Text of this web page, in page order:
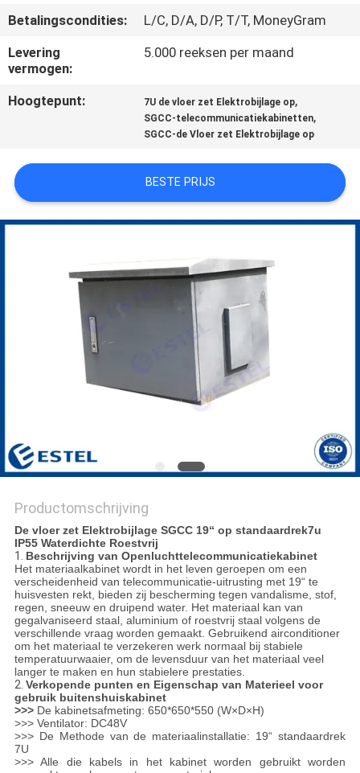
VERZOEK
OM EEN
CITAAT
SITEMAP
PRIVACY
Betalingscondities:
L/C, D/A, D/P, T/T, MoneyGram
Levering
vermogen:
5.000 reeksen per maand
Hoogtepunt: 7U de vloer zet Elektrobijlage op,
SGCC-telecommunicatiekabinetten,
SGCC-de Vloer zet Elektrobijlage op
BESTE PRIJS
Productomschrijving
De vloer zet Elektrobijlage SGCC 19“ op standaardrek7u
IP55 Waterdichte Roestvrij
1. Beschrijving van Openluchttelecommunicatiekabinet
Het materiaalkabinet wordt in het leven geroepen om een
verscheidenheid van telecommunicatie-uitrusting met 19“ te
huisvesten rekt, bieden zij bescherming tegen vandalisme, stof,
regen, sneeuw en druipend water. Het materiaal kan van
gegalvaniseerd staal, aluminium of roestvrij staal volgens de
verschillende vraag worden gemaakt. Gebruikend airconditioner
om het materiaal te verzekeren werk normaal bij stabiele
temperatuurwaaier, om de levensduur van het materiaal veel
langer te maken en hun stabielere prestaties.
2. Verkopende punten en Eigenschap van Materieel voor
gebruik buitenshuiskabinet
>>> De kabinetsafmeting: 650*650*550 (W×D×H)
>>> Ventilator: DC48V
>>> De Methode van de materiaalinstallatie: 19“ standaardrek
7U
>>> Alle die kabels in het kabinet worden gebruikt worden